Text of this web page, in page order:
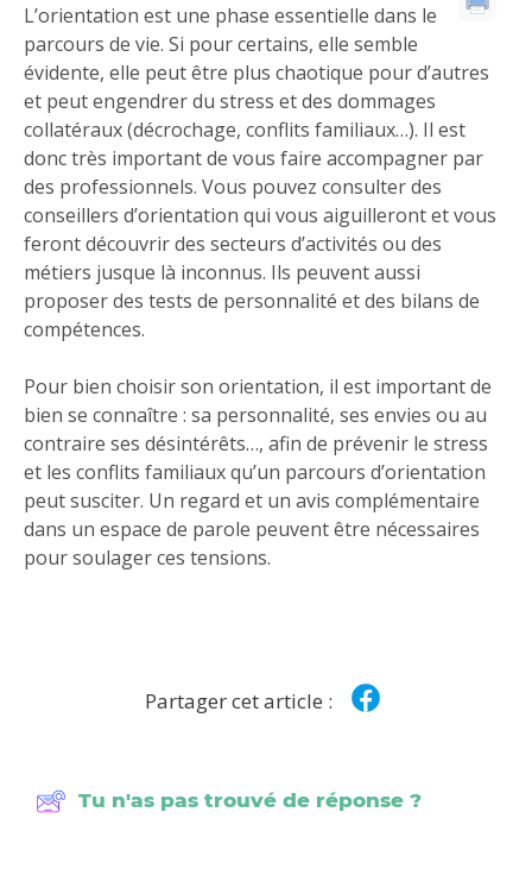
L’orientation est une phase essentielle dans le
parcours de vie. Si pour certains, elle semble
évidente, elle peut être plus chaotique pour d’autres
et peut engendrer du stress et des dommages
collatéraux (décrochage, conflits familiaux…). Il est
donc très important de vous faire accompagner par
des professionnels. Vous pouvez consulter des
conseillers d’orientation qui vous aiguilleront et vous
feront découvrir des secteurs d’activités ou des
métiers jusque là inconnus. Ils peuvent aussi
proposer des tests de personnalité et des bilans de
compétences.
Pour bien choisir son orientation, il est important de
bien se connaître : sa personnalité, ses envies ou au
contraire ses désintérêts…, afin de prévenir le stress
et les conflits familiaux qu’un parcours d’orientation
peut susciter. Un regard et un avis complémentaire
dans un espace de parole peuvent être nécessaires
pour soulager ces tensions.
Partager cet article :
Tu n'as pas trouvé de réponse ?